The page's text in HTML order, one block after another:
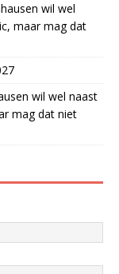
wil wel
maar mag dat
wil wel naast
mag dat niet